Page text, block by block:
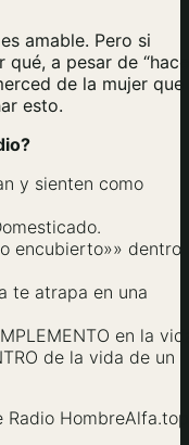
amable. Pero si
a pesar de
de la mujer que
esto.
y sienten como
encubierto»» dentro
te atrapa en una
en la
de la vida de un
Radio